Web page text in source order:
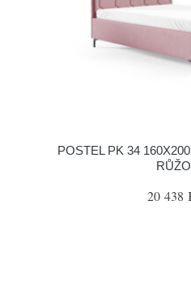
POSTEL PK 34
20 438